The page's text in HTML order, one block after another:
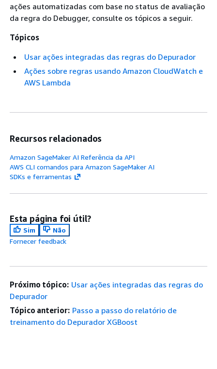
ações automatizadas com base no status de avaliação
da regra do Debugger, consulte os tópicos a seguir.
Tópicos
Usar ações integradas das regras do Depurador
Ações sobre regras usando Amazon CloudWatch e
AWS Lambda
Recursos relacionados
Amazon SageMaker AI Referência da API
AWS CLI comandos para Amazon SageMaker AI
SDKs e ferramentas
Esta página foi útil?
Sim
Não
Fornecer feedback
Próximo tópico: Usar ações integradas das regras do
Depurador
Tópico anterior: Passo a passo do relatório de
treinamento do Depurador XGBoost